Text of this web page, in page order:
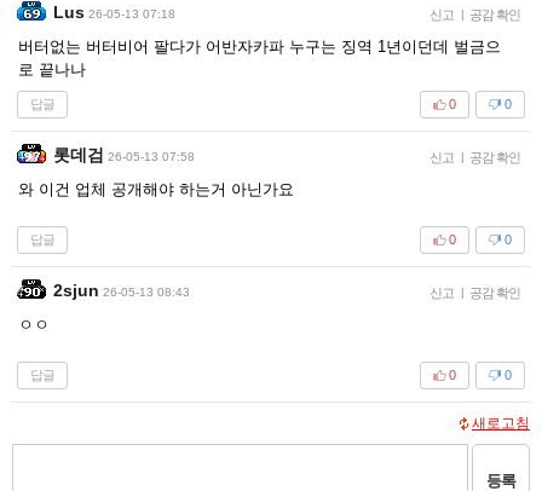
Lus 26-05-13 07:18 신고 | 공감 확인
버터없는 버터비어 팔다가 어반자카파 누구는 징역 1년이던데 벌금으
로 끝나나
답글 0
0
롯데검 26-05-13 07:58 신고 | 공감 확인
와 이건 업체 공개해야 하는거 아닌가요
답글 0
0
2sjun 26-05-13 08:43 신고 | 공감 확인
ㅇㅇ
답글 0
0
새로고침
등록